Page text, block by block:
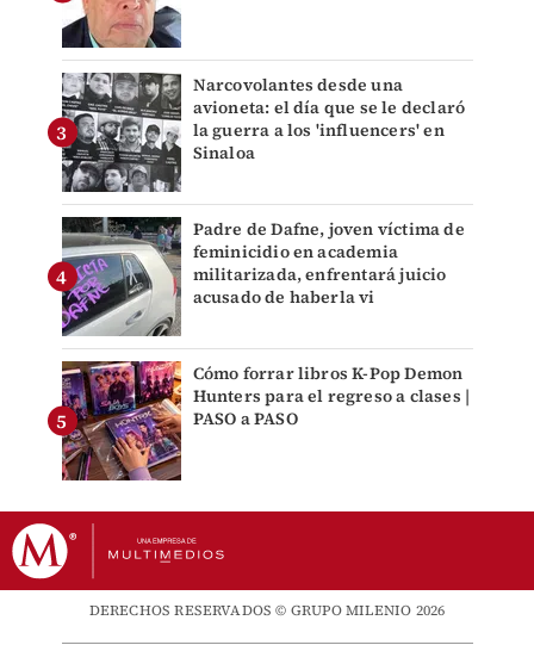
Narcovolantes desde una
avioneta: el día que se le declaró
la guerra a los 'influencers' en
Sinaloa
Padre de Dafne, joven víctima de
feminicidio en academia
militarizada, enfrentará juicio
acusado de haberla vi
Cómo forrar libros K-Pop Demon
Hunters para el regreso a clases |
PASO a PASO
DERECHOS RESERVADOS © GRUPO MILENIO 2026